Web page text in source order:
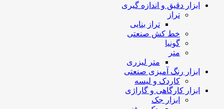
ابزار دقیق و اندازه گیری
تراز
تراز بنایی
خط کش صنعتی
گونیا
متر
متر لیزری
ابزار رنگ آمیزی صنعتی
کاردک و لیسه
ابزار کارگاهی و گاراژی
ابزار جک